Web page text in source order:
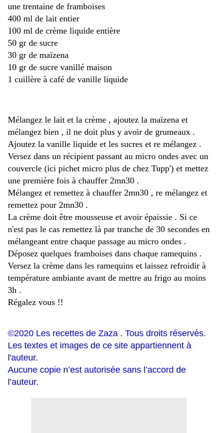
une trentaine de framboises
400 ml de lait entier
100 ml de crème liquide entière
50 gr de sucre
30 gr de maïzena
10 gr de sucre vanillé maison
1 cuillère à café de vanille liquide
Mélangez le lait et la crème , ajoutez la maïzena et
mélangez bien , il ne doit plus y avoir de grumeaux .
Ajoutez la vanille liquide et les sucres et re mélangez .
Versez dans un récipient passant au micro ondes avec un
couvercle (ici pichet micro plus de chez Tupp') et mettez
une première fois à chauffer 2mn30 .
Mélangez et remettez à chauffer 2mn30 , re mélangez et
remettez pour 2mn30 .
La crème doit être mousseuse et avoir épaissie . Si ce
n'est pas le cas remettez là par tranche de 30 secondes en
mélangeant entre chaque passage au micro ondes .
Déposez quelques framboises dans chaque ramequins .
Versez la crème dans les ramequins et laissez refroidir à
température ambiante avant de mettre au frigo au moins
3h .
Régalez vous !!
©2020 Les recettes de Zaza . Tous droits réservés.
Les textes et images de ce site appartiennent à
l'auteur.
Aucune copie n’est autorisée sans l’accord de
l’auteur.